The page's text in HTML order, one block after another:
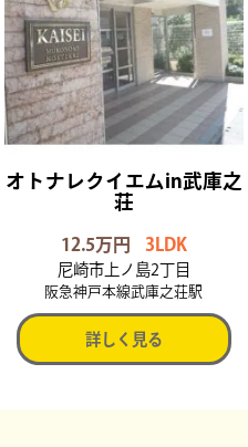
オトナレクイエムin武庫之
荘
12.5万円 3LDK
尼崎市上ノ島2丁目
阪急神戸本線武庫之荘駅
詳しく見る